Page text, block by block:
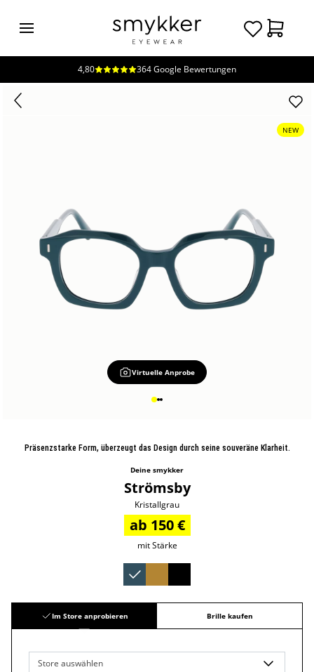
Login
Unsere
Preise
Kontakt
Jobs
Kostenfreie Typberatung
Kostenfreier Sehtest
4,80 364 Google Bewertungen
Virtuelle Anprobe
NEW
Präsenzstarke Form, überzeugt das Design durch seine souveräne Klarheit.
Deine smykker
Strömsby
Kristallgrau
ab 150 €
mit Stärke
Im Store anprobieren Brille kaufen
Store auswählen